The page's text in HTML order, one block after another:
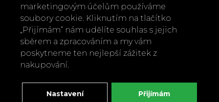
Vánoční dárkové krabice/boxy, zlaté a
od 80 Kč
marketingovým účelům používáme
soubory cookie. Kliknutím na tlačítko
„Přijímám“ nám udělíte souhlas s jejich
sběrem a zpracováním a my vám
poskytneme ten nejlepší zážitek z
nakupování.
Nastavení Přijímám